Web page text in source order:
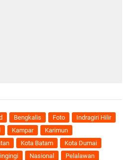
Bengkalis Foto
Indragiri Hilir
Kampar
Karimun
Kota Batam
Kota Dumai
Nasional
Pelalawan